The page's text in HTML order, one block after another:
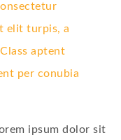
elit turpis, a
aptent
per conubia
ipsum dolor sit